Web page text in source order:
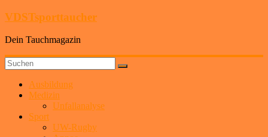
VDSTsporttaucher
Dein Tauchmagazin
Ausbildung
Medizin
Unfallanalyse
Sport
UW-Rugby